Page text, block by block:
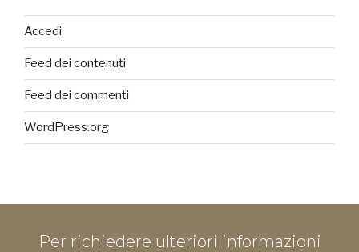
Accedi
Feed dei contenuti
Feed dei commenti
WordPress.org
Per richiedere ulteriori informazioni